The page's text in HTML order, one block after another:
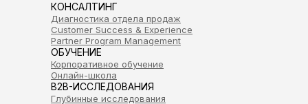
КОНСАЛТИНГ
Диагностика отдела продаж
Customer Success & Experience
Partner Program Management
ОБУЧЕНИЕ
Корпоративное обучение
Онлайн-школа
B2B-ИССЛЕДОВАНИЯ
Глубинные исследования